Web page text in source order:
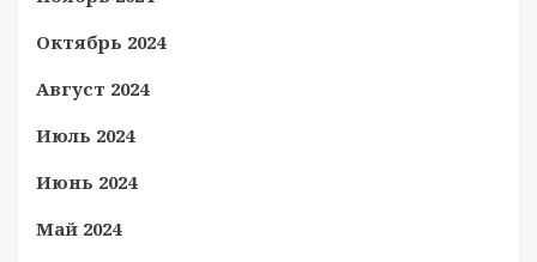
Октябрь 2024
Август 2024
Июль 2024
Июнь 2024
Май 2024